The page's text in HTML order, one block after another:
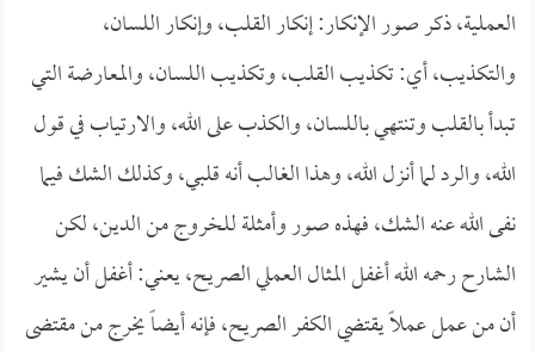
العملية، ذكر صور الإنكار: إنكار القلب، وإنكار اللسان،
والتكذيب، أي: تكذيب القلب، وتكذيب اللسان، والمعارضة التي
تبدأ بالقلب وتنتهي باللسان، والكذب على الله، والارتياب في قول
الله، والرد لما أنزل الله، وهذا الغالب أنه قلبي، وكذلك الشك فيما
نفى الله عنه الشك، فهذه صور وأمثلة للخروج من الدين، لكن
الشارح رحمه الله أغفل المثال العملي الصريح، يعني: أغفل أن يشير
أن من عمل عملاً يقتضي الكفر الصريح، فإنه أيضاً يخرج من مقتضى